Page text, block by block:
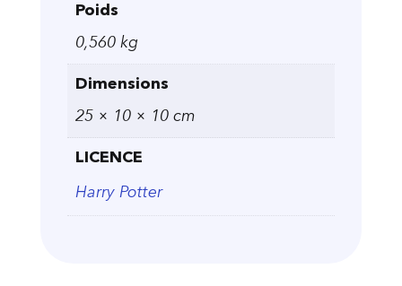
Poids
0,560 kg
Dimensions
25 × 10 × 10 cm
LICENCE
Harry Potter